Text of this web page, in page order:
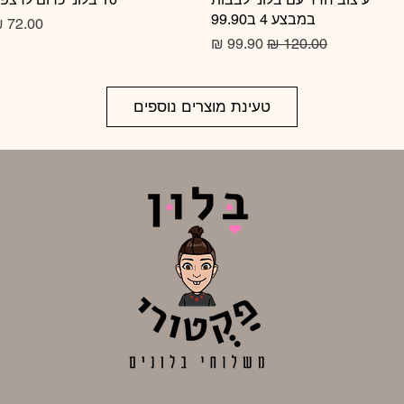
במבצע 4 ב99.90
מחיר רגיל מחיר מבצע
מחיר‏72.00 ‏₪
טעינת מוצרים נוספים